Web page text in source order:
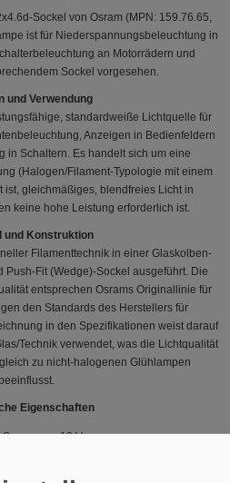
Sockel von Osram (MPN: 159.76.65,
ist für Niederspannungsbeleuchtung in
an Motorrädern und
Sockel vorgesehen.
und Verwendung
standardweiße Lichtquelle für
Anzeigen in Bedienfeldern
in Schaltern. Es handelt sich um eine
(Halogen/Filament-Typologie mit einem
ist, gleichmäßiges, blendfreies Licht in
keine hohe Leistung erforderlich ist.
und Konstruktion
Filamenttechnik in einer Glaskolben-
Fit (Wedge)-Sockel ausgeführt. Die
entsprechen Osrams Originallinie für
den Standards des Herstellers für
in den Spezifikationen weist darauf
Technik verwendet, was die Lichtqualität
zu nicht-halogenen Glühlampen
beeinflusst.
Eigenschaften
Spannung: 12 V